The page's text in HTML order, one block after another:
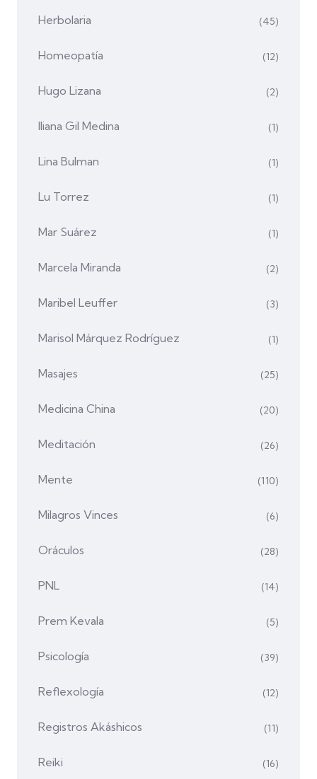
Herbolaria (45)
Homeopatía (12)
Hugo Lizana (2)
Iliana Gil Medina (1)
Lina Bulman (1)
Lu Torrez (1)
Mar Suárez (1)
Marcela Miranda (2)
Maribel Leuffer (3)
Marisol Márquez Rodríguez (1)
Masajes (25)
Medicina China (20)
Meditación (26)
Mente (110)
Milagros Vinces (6)
Oráculos (28)
PNL (14)
Prem Kevala (5)
Psicología (39)
Reflexología (12)
Registros Akáshicos (11)
Reiki (16)